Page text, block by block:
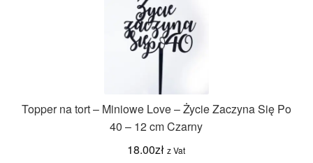
Topper na tort – Miniowe Love – Życie Zaczyna Się Po
40 – 12 cm Czarny
18.00zł z Vat